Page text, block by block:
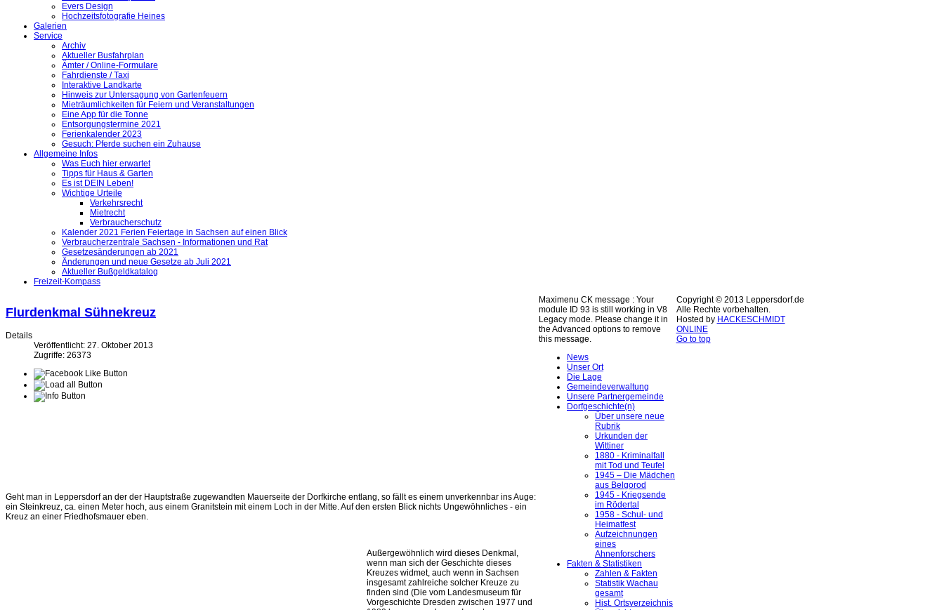
Evers Design
Hochzeitsfotografie Heines
Galerien
Service
Archiv
Aktueller Busfahrplan
Ämter / Online-Formulare
Fahrdienste / Taxi
Interaktive Landkarte
Hinweis zur Untersagung von Gartenfeuern
Mieträumlichkeiten für Feiern und Veranstaltungen
Eine App für die Tonne
Entsorgungstermine 2021
Ferienkalender 2023
Gesuch: Pferde suchen ein Zuhause
Allgemeine Infos
Was Euch hier erwartet
Tipps für Haus & Garten
Es ist DEIN Leben!
Wichtige Urteile
Verkehrsrecht
Mietrecht
Verbraucherschutz
Kalender 2021 Ferien Feiertage in Sachsen auf einen Blick
Verbraucherzentrale Sachsen - Informationen und Rat
Gesetzesänderungen ab 2021
Änderungen und neue Gesetze ab Juli 2021
Aktueller Bußgeldkatalog
Freizeit-Kompass
Flurdenkmal Sühnekreuz
Details
Veröffentlicht: 27. Oktober 2013
Zugriffe: 26373
Geht man in Leppersdorf an der der Hauptstraße zugewandten Mauerseite der Dorfkirche entlang, so fällt es einem unverkennbar ins Auge:
ein Steinkreuz, ca. einen Meter hoch, aus einem Granitstein mit einem Loch in der Mitte. Auf den ersten Blick nichts Ungewöhnliches - ein
Kreuz an einer Friedhofsmauer eben.
Außergewöhnlich wird dieses Denkmal,
wenn man sich der Geschichte dieses
Kreuzes widmet, auch wenn in Sachsen
insgesamt zahlreiche solcher Kreuze zu
finden sind (Die vom Landesmuseum für
Vorgeschichte Dresden zwischen 1977 und
Maximenu CK message : Your
module ID 93 is still working in V8
Legacy mode. Please change it in
the Advanced options to remove
this message.
News
Unser Ort
Die Lage
Gemeindeverwaltung
Unsere Partnergemeinde
Dorfgeschichte(n)
Über unsere neue
Rubrik
Urkunden der
Wittiner
1880 - Kriminalfall
mit Tod und Teufel
1945 – Die Mädchen
aus Belgorod
1945 - Kriegsende
im Rödertal
1958 - Schul- und
Heimatfest
Aufzeichnungen
eines
Ahnenforschers
Fakten & Statistiken
Zahlen & Fakten
Statistik Wachau
gesamt
Hist. Ortsverzeichnis
Copyright © 2013 Leppersdorf.de
Alle Rechte vorbehalten.
Hosted by HACKESCHMIDT
ONLINE
Go to top